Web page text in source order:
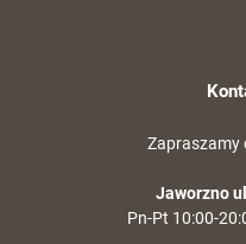
Zapraszamy
Jaworzno
Pn-Pt 10:00-